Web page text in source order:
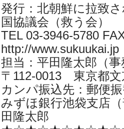
発行：北朝鮮に拉致
国協議会（救う会）
TEL 03-3946-5780
http://www.sukuukai.jp
担当：平田隆太郎（
〒112-0013 東京都文
カンパ振込先：郵便
みずほ銀行池袋支店
田隆太郎